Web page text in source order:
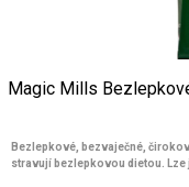
Magic Mills
Bezlepkové, bezvaječné,
stravují bezlepkovou dietou. Lze